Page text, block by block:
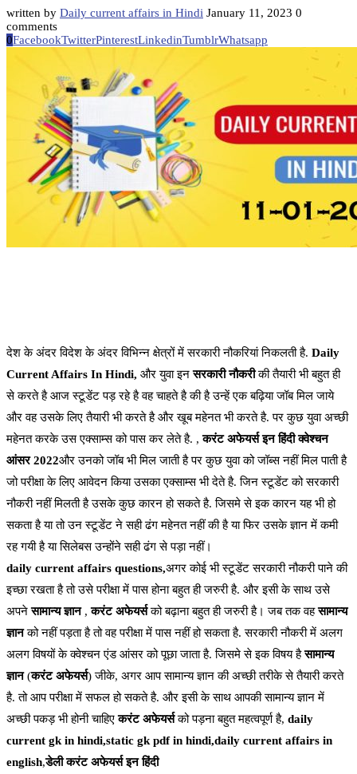
written by Daily current affairs in Hindi January 11, 2023 0
comments
0FacebookTwitterPinterestLinkedinTumblrWhatsapp
देश के अंदर विदेश के अंदर विभिन्न क्षेत्रों में सरकारी नौकरियां निकलती है. Daily
Current Affairs In Hindi, और युवा इनसरकारी नौकरीकी तैयारी भी बहुत ही
से करते है आज स्टूडेंट पड़ रहे है वह चाहते है की है उन्हें एक बढ़िया जॉब मिल जाये
और वह उसके लिए तैयारी भी करते है और खूब महेनत भी करते है. पर कुछ युवा अच्छी
महेनत करके उस एक्साम्स को पास कर लेते है. ,करंट अफेयर्स इन हिंदी क्वेश्चन
आंसर 2022और उनको जॉब भी मिल जाती है पर कुछ युवा को जॉब्स नहीं मिल पाती है
जो परीक्षा के लिए आवेदन किया उसका एक्साम्स भी देते है. जिन स्टूडेंट को सरकारी
नौकरी नहीं मिलती है उसके कुछ कारन हो सकते है. जिसमे से इक कारन यह भी हो
सकता है या तो उन स्टूडेंट ने सही ढंग महेनत नहीं की है या फिर उसके ज्ञान में कमी
रह गयी है या सिलेबस उन्होंने सही ढंग से पड़ा नहीं।
daily current affairs questions,अगर कोई भी स्टूडेंट सरकारी नौकरी पाने की
इच्छा रखता है तो उसे परीक्षा में पास होना बहुत ही जरुरी है. और इसी के साथ उसे
अपनेसामान्य ज्ञान,करंट अफेयर्सको बढ़ाना बहुत ही जरुरी है। जब तक वहसामान्य
ज्ञानको नहीं पड़ता है तो वह परीक्षा में पास नहीं हो सकता है. सरकारी नौकरी में अलग
अलग विषयों के क्वेश्चन एंड आंसर को पूछा जाता है. जिसमे से इक विषय हैसामान्य
ज्ञान(करंट अफेयर्स) जीके, अगर आप सामान्य ज्ञान की अच्छी तरीके से तैयारी करते
है. तो आप परीक्षा में सफल हो सकते है. और इसी के साथ आपकी सामान्य ज्ञान में
अच्छी पकड़ भी होनी चाहिएकरंट अफेयर्सको पड़ना बहुत महत्वपूर्ण है, daily
current gk in hindi,static gk pdf in hindi,daily current affairs in
english,डेली करंट अफेयर्स इन हिंदी